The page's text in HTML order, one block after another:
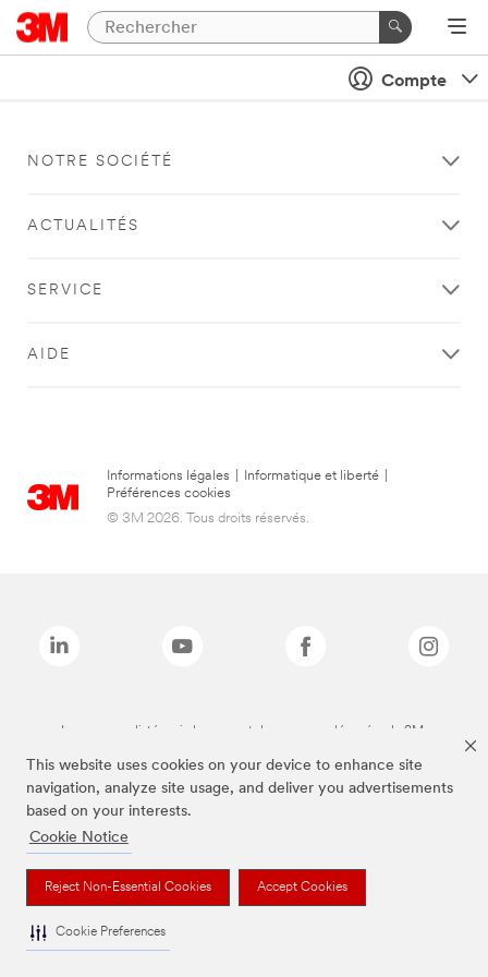
This website uses cookies on your device to enhance site
navigation, analyze site usage, and deliver you advertisements
based on your interests.
Cookie Notice
Reject Non-Essential Cookies Accept Cookies
Cookie Preferences
Compte
NOTRE SOCIÉTÉ
ACTUALITÉS
SERVICE
AIDE
Informations légales Informatique et liberté
Préférences cookies
© 3M 2026. Tous droits réservés.
Les marques listées ci-dessus sont des marques déposées de 3M.